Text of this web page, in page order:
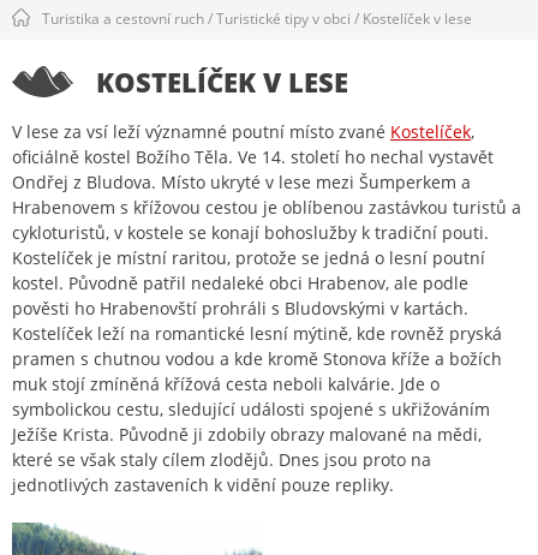
Turistika a cestovní ruch/Turistické tipy v obci / Kostelíček v lese
KOSTELÍČEK V LESE
V lese za vsí leží významné poutní místo zvané Kostelíček,
oficiálně kostel Božího Těla. Ve 14. století ho nechal vystavět
Ondřej z Bludova. Místo ukryté v lese mezi Šumperkem a
Hrabenovem s křížovou cestou je oblíbenou zastávkou turistů a
cykloturistů, v kostele se konají bohoslužby k tradiční pouti.
Kostelíček je místní raritou, protože se jedná o lesní poutní
kostel. Původně patřil nedaleké obci Hrabenov, ale podle
pověsti ho Hrabenovští prohráli s Bludovskými v kartách.
Kostelíček leží na romantické lesní mýtině, kde rovněž pryská
pramen s chutnou vodou a kde kromě Stonova kříže a božích
muk stojí zmíněná křížová cesta neboli kalvárie. Jde o
symbolickou cestu, sledující události spojené s ukřižováním
Ježíše Krista. Původně ji zdobily obrazy malované na mědi,
které se však staly cílem zlodějů. Dnes jsou proto na
jednotlivých zastaveních k vidění pouze repliky.